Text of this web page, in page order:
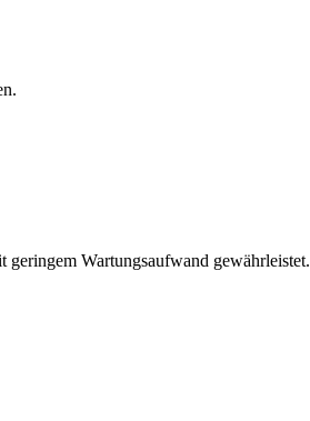
Wartungsaufwand gewährleistet.